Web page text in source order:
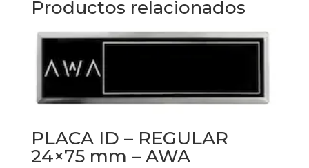
Productos relacionados
PLACA ID – REGULAR
24×75 mm – AWA